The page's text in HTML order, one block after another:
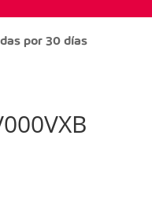
por 30 días